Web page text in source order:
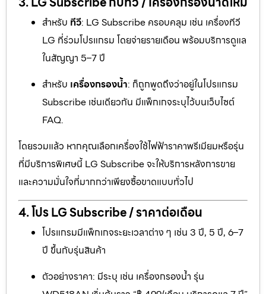
สำหรับ ทีวี: LG Subscribe ครอบคลุม เช่น เครื่องทีวี
LG ที่ร่วมโปรแกรม โดยจ่ายรายเดือน พร้อมบริการดูแล
ในสัญญา 5–7 ปี
สำหรับ เครื่องกรองน้ำ: ก็ถูกพูดถึงว่าอยู่ในโปรแกรม
Subscribe เช่นเดียวกัน มีแพ็กเกจระบุไว้บนเว็บไซต์
FAQ.
โดยรวมแล้ว หากคุณเลือกเครื่องใช้ไฟฟ้าราคาพรีเมียมหรือรุ่น
ที่มีบริการพิเศษนี้ LG Subscribe จะให้บริการหลังการขาย
และความมั่นใจที่มากกว่าเพียงซื้อขาดแบบทั่วไป
4. โปร LG Subscribe / ราคาต่อเดือน
โปรแกรมมีแพ็กเกจระยะเวลาต่าง ๆ เช่น 3 ปี, 5 ปี, 6–7
ปี ขึ้นกับรุ่นสินค้า
ตัวอย่างราคา: มีระบุ เช่น เครื่องกรองน้ำ รุ่น